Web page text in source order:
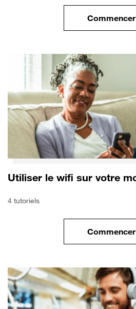
Commencer
le
Utiliser le wifi sur votre
4 tutoriels
Commencer
le